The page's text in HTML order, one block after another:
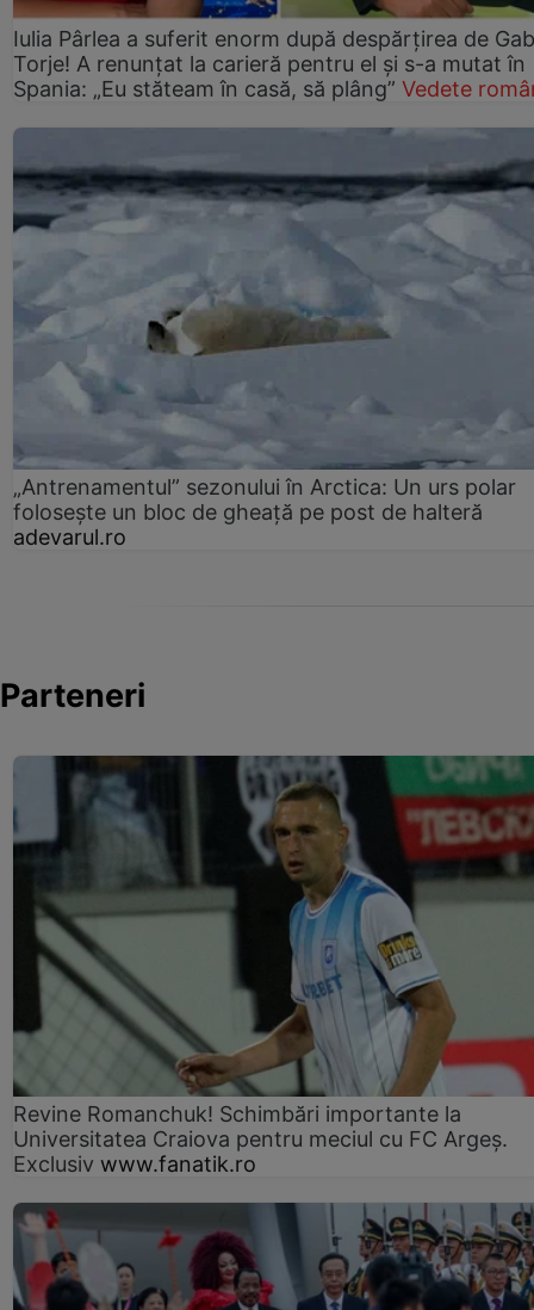
Iulia Pârlea a suferit enorm după despărțirea de
Torje! A renunțat la carieră pentru el și s-a mutat în
Spania: „Eu stăteam în casă, să plâng” Vedete
„Antrenamentul” sezonului în Arctica: Un urs polar
folosește un bloc de gheață pe post de halteră
adevarul.ro
Parteneri
Revine Romanchuk! Schimbări importante la
Universitatea Craiova pentru meciul cu FC Argeş.
Exclusiv www.fanatik.ro